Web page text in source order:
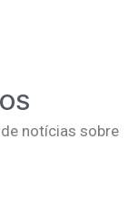
notícias sobre